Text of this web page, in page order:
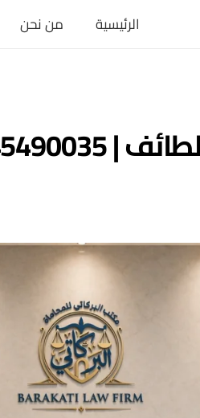
الرئيسية من نحن